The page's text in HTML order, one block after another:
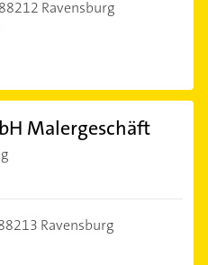
88212 Ravensburg
Malergeschäft
Ravensburg